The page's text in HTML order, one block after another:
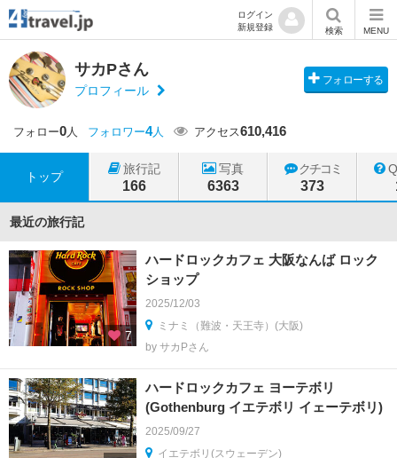
ログイン
新規登録
検索 MENU
サカPさん
プロフィール
フォローする
フォロー0人 フォロワー4人 アクセス610,416
トップ
旅行記
166
写真
6363
クチコミ
373
最近の旅行記
7
ハードロックカフェ 大阪なんば ロック
ショップ
2025/12/03
ミナミ（難波・天王寺）(大阪)
by サカPさん
ハードロックカフェ ヨーテボリ
(Gothenburg イエテボリ イェーテボリ)
2025/09/27
イエテボリ(スウェーデン)